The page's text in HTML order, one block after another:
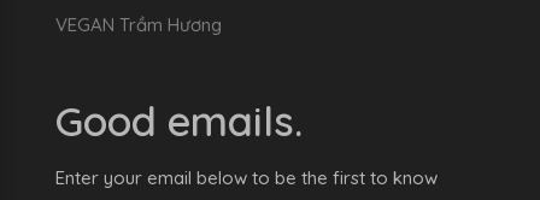
VEGAN Trầm Hương
Good emails.
Enter your email below to be the first to know